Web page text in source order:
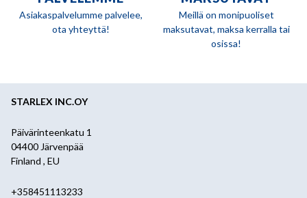
Asiakaspalvelumme palvelee,
ota yhteyttä!
Meillä on monipuoliset
maksutavat, maksa kerralla tai
osissa!
STARLEX INC.OY
Päivärinteenkatu 1
04400 Järvenpää
Finland , EU
+358451113233